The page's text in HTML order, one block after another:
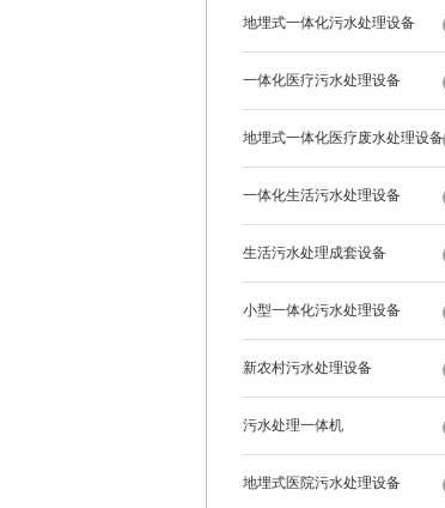
地埋式一体化污水处理设备
一体化医疗污水处理设备
地埋式一体化医疗废水处理设备
一体化生活污水处理设备
生活污水处理成套设备
小型一体化污水处理设备
新农村污水处理设备
污水处理一体机
地埋式医院污水处理设备